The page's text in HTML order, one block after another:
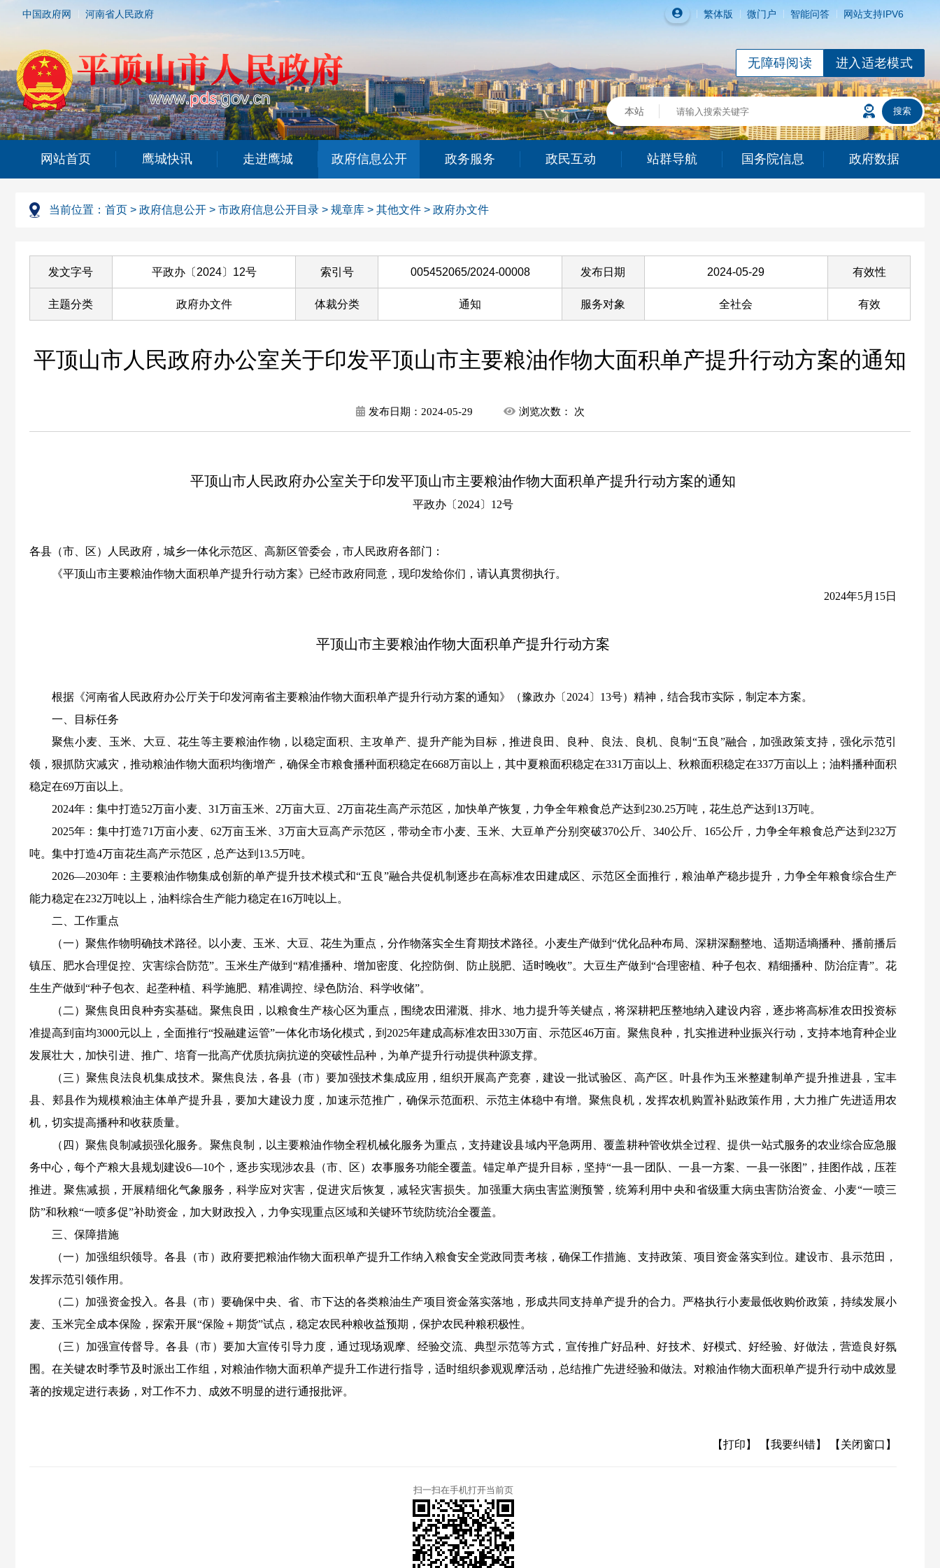
中国政府网 河南省人民政府 繁体版 微门户 智能问答 网站支持IPV6
进入适老模式
无障碍阅读
网站首页 鹰城快讯 走进鹰城 政府信息公开 政务服务 政民互动 站群导航 国务院信息 政府数据
当前位置： 首页 > 政府信息公开 > 市政府信息公开目录 > 规章库 > 其他文件 > 政府办文件
发文字号 平政办〔2024〕12号 索引号 005452065/2024-00008 发布日期 2024-05-29 有效性
主题分类 政府办文件 体裁分类 通知 服务对象 全社会 有效
平顶山市人民政府办公室关于印发平顶山市主要粮油作物大面积单产提升行动方案的通知
发布日期： 2024-05-29 浏览次数： 次
平顶山市人民政府办公室关于印发平顶山市主要粮油作物大面积单产提升行动方案的通知
平政办〔2024〕12号
各县（市、区）人民政府，城乡一体化示范区、高新区管委会，市人民政府各部门：
《平顶山市主要粮油作物大面积单产提升行动方案》已经市政府同意，现印发给你们，请认真贯彻执行。
2024年5月15日
平顶山市主要粮油作物大面积单产提升行动方案
根据《河南省人民政府办公厅关于印发河南省主要粮油作物大面积单产提升行动方案的通知》（豫政办〔2024〕13号）精神，结合我市实际，制定本方案。
一、目标任务
聚焦小麦、玉米、大豆、花生等主要粮油作物，以稳定面积、主攻单产、提升产能为目标，推进良田、良种、良法、良机、良制“五良”融合，加强政策支持，强化示范引
领，狠抓防灾减灾，推动粮油作物大面积均衡增产，确保全市粮食播种面积稳定在668万亩以上，其中夏粮面积稳定在331万亩以上、秋粮面积稳定在337万亩以上；油料播种面积
稳定在69万亩以上。
2024年：集中打造52万亩小麦、31万亩玉米、2万亩大豆、2万亩花生高产示范区，加快单产恢复，力争全年粮食总产达到230.25万吨，花生总产达到13万吨。
2025年：集中打造71万亩小麦、62万亩玉米、3万亩大豆高产示范区，带动全市小麦、玉米、大豆单产分别突破370公斤、340公斤、165公斤，力争全年粮食总产达到232万
吨。集中打造4万亩花生高产示范区，总产达到13.5万吨。
2026—2030年：主要粮油作物集成创新的单产提升技术模式和“五良”融合共促机制逐步在高标准农田建成区、示范区全面推行，粮油单产稳步提升，力争全年粮食综合生产
能力稳定在232万吨以上，油料综合生产能力稳定在16万吨以上。
二、工作重点
（一）聚焦作物明确技术路径。以小麦、玉米、大豆、花生为重点，分作物落实全生育期技术路径。小麦生产做到“优化品种布局、深耕深翻整地、适期适墒播种、播前播后
镇压、肥水合理促控、灾害综合防范”。玉米生产做到“精准播种、增加密度、化控防倒、防止脱肥、适时晚收”。大豆生产做到“合理密植、种子包衣、精细播种、防治症青”。花
生生产做到“种子包衣、起垄种植、科学施肥、精准调控、绿色防治、科学收储”。
（二）聚焦良田良种夯实基础。聚焦良田，以粮食生产核心区为重点，围绕农田灌溉、排水、地力提升等关键点，将深耕耙压整地纳入建设内容，逐步将高标准农田投资标
准提高到亩均3000元以上，全面推行“投融建运管”一体化市场化模式，到2025年建成高标准农田330万亩、示范区46万亩。聚焦良种，扎实推进种业振兴行动，支持本地育种企业
发展壮大，加快引进、推广、培育一批高产优质抗病抗逆的突破性品种，为单产提升行动提供种源支撑。
（三）聚焦良法良机集成技术。聚焦良法，各县（市）要加强技术集成应用，组织开展高产竞赛，建设一批试验区、高产区。叶县作为玉米整建制单产提升推进县，宝丰
县、郏县作为规模粮油主体单产提升县，要加大建设力度，加速示范推广，确保示范面积、示范主体稳中有增。聚焦良机，发挥农机购置补贴政策作用，大力推广先进适用农
机，切实提高播种和收获质量。
（四）聚焦良制减损强化服务。聚焦良制，以主要粮油作物全程机械化服务为重点，支持建设县域内平急两用、覆盖耕种管收烘全过程、提供一站式服务的农业综合应急服
务中心，每个产粮大县规划建设6—10个，逐步实现涉农县（市、区）农事服务功能全覆盖。锚定单产提升目标，坚持“一县一团队、一县一方案、一县一张图”，挂图作战，压茬
推进。聚焦减损，开展精细化气象服务，科学应对灾害，促进灾后恢复，减轻灾害损失。加强重大病虫害监测预警，统筹利用中央和省级重大病虫害防治资金、小麦“一喷三
防”和秋粮“一喷多促”补助资金，加大财政投入，力争实现重点区域和关键环节统防统治全覆盖。
三、保障措施
（一）加强组织领导。各县（市）政府要把粮油作物大面积单产提升工作纳入粮食安全党政同责考核，确保工作措施、支持政策、项目资金落实到位。建设市、县示范田，
发挥示范引领作用。
（二）加强资金投入。各县（市）要确保中央、省、市下达的各类粮油生产项目资金落实落地，形成共同支持单产提升的合力。严格执行小麦最低收购价政策，持续发展小
麦、玉米完全成本保险，探索开展“保险＋期货”试点，稳定农民种粮收益预期，保护农民种粮积极性。
（三）加强宣传督导。各县（市）要加大宣传引导力度，通过现场观摩、经验交流、典型示范等方式，宣传推广好品种、好技术、好模式、好经验、好做法，营造良好氛
围。在关键农时季节及时派出工作组，对粮油作物大面积单产提升工作进行指导，适时组织参观观摩活动，总结推广先进经验和做法。对粮油作物大面积单产提升行动中成效显
著的按规定进行表扬，对工作不力、成效不明显的进行通报批评。
【打印】 【我要纠错】 【关闭窗口】
扫一扫在手机打开当前页